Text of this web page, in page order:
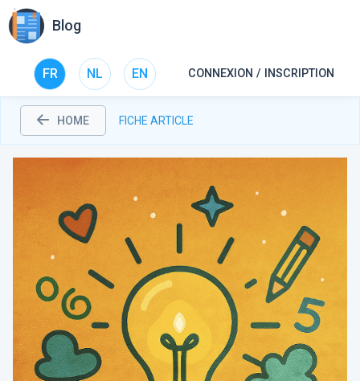
Blog
FR NL EN CONNEXION / INSCRIPTION
HOME FICHE ARTICLE